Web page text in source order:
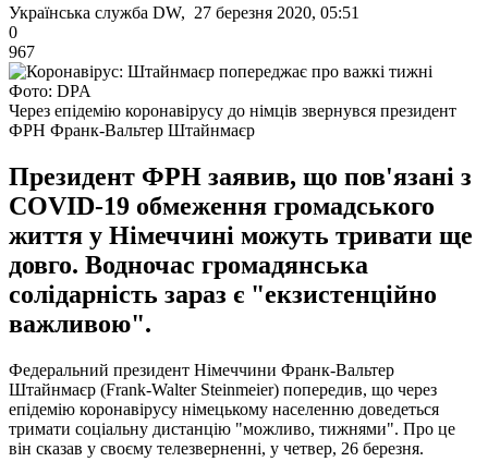
Українська служба DW, 27 березня 2020, 05:51
0
967
Фото: DPA
Через епідемію коронавірусу до німців звернувся президент
ФРН Франк-Вальтер Штайнмаєр
Президент ФРН заявив, що пов'язані з
COVID-19 обмеження громадського
життя у Німеччині можуть тривати ще
довго. Водночас громадянська
солідарність зараз є "екзистенційно
важливою".
Федеральний президент Німеччини Франк-Вальтер
Штайнмаєр (Frank-Walter Steinmeier) попередив, що через
епідемію коронавірусу німецькому населенню доведеться
тримати соціальну дистанцію "можливо, тижнями". Про це
він сказав у своєму телезверненні, у четвер, 26 березня.